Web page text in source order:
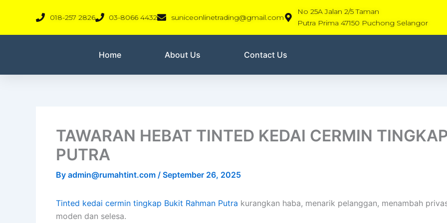
018-257 2826 03-8066 4432 suniceonlinetrading@gmail.com
No 25A Jalan 2/5 Taman
Putra Prima 47150 Puchong Selangor
Home About Us Contact Us
TAWARAN HEBAT TINTED KEDAI CERMIN
PUTRA
By admin@rumahtint.com / September 26, 2025
Tinted kedai cermin tingkap Bukit Rahman Putra kurangkan haba, menarik pelanggan, menambah
moden dan selesa.